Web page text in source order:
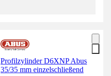
Profilzylinder D6XNP Abus
35/35 mm einzelschließend